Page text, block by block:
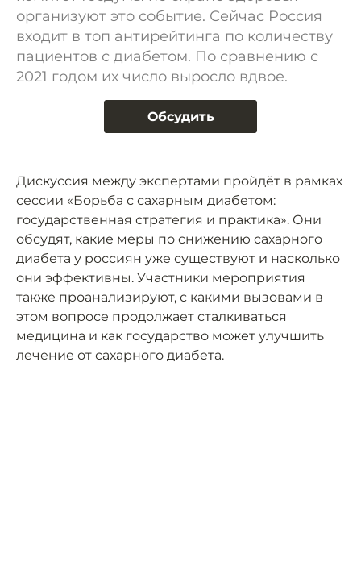
организуют это событие. Сейчас Россия
входит в топ антирейтинга по количеству
пациентов с диабетом. По сравнению с
2021 годом их число выросло вдвое.
Обсудить
Дискуссия между экспертами пройдёт в рамках
сессии «Борьба с сахарным диабетом:
государственная стратегия и практика». Они
обсудят, какие меры по снижению сахарного
диабета у россиян уже существуют и насколько
они эффективны. Участники мероприятия
также проанализируют, с какими вызовами в
этом вопросе продолжает сталкиваться
медицина и как государство может улучшить
лечение от сахарного диабета.